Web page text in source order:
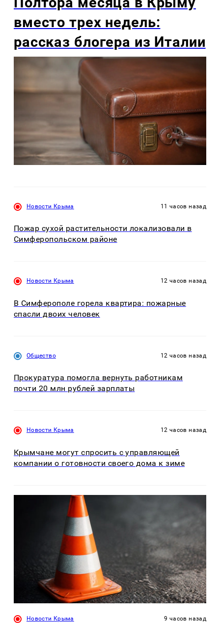
вместо трех недель:
рассказ блогера из Италии
Новости Крыма 11 часов назад
Пожар сухой растительности локализовали в
Симферопольском районе
Новости Крыма 12 часов назад
В Симферополе горела квартира: пожарные
спасли двоих человек
Общество 12 часов назад
Прокуратура помогла вернуть работникам
почти 20 млн рублей зарплаты
Новости Крыма 12 часов назад
Крымчане могут спросить с управляющей
компании о готовности своего дома к зиме
Новости Крыма 9 часов назад